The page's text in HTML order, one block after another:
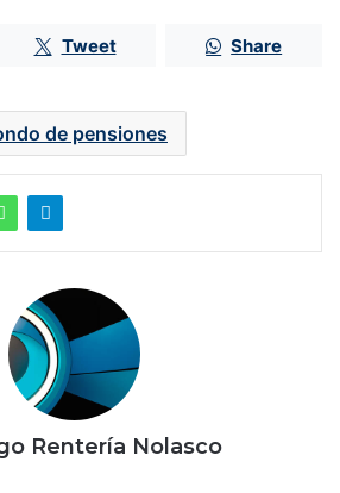
Tweet Share
de pensiones
Rentería Nolasco